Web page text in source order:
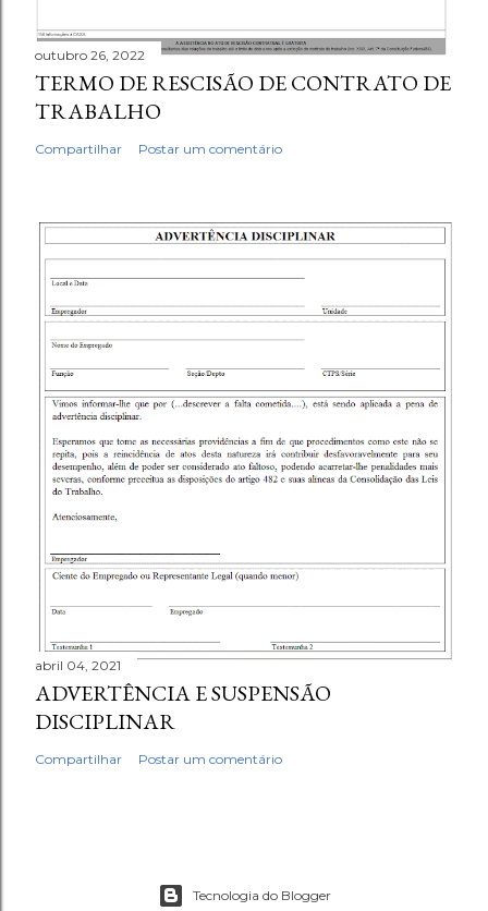
outubro 26, 2022
TERMO DE RESCISÃO DE CONTRATO DE
TRABALHO
Compartilhar Postar um comentário
abril 04, 2021
ADVERTÊNCIA E SUSPENSÃO
DISCIPLINAR
Compartilhar Postar um comentário
Tecnologia do Blogger